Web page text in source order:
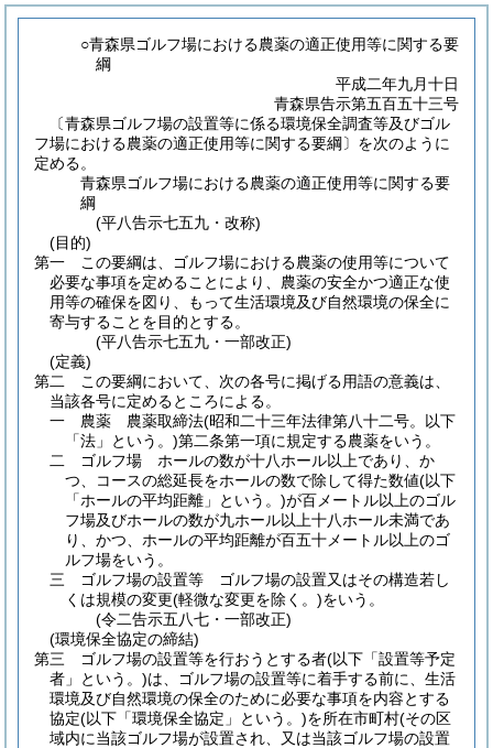
○青森県ゴルフ場における農薬の適正使用等に関する要
綱
平成二年九月十日
青森県告示第五百五十三号
〔青森県ゴルフ場の設置等に係る環境保全調査等及びゴル
フ場における農薬の適正使用等に関する要綱〕を次のように
定める。
青森県ゴルフ場における農薬の適正使用等に関する要
綱
(平八告示七五九・改称)
(目的)
第一 この要綱は、ゴルフ場における農薬の使用等について
必要な事項を定めることにより、農薬の安全かつ適正な使
用等の確保を図り、もって生活環境及び自然環境の保全に
寄与することを目的とする。
(平八告示七五九・一部改正)
(定義)
第二 この要綱において、次の各号に掲げる用語の意義は、
当該各号に定めるところによる。
一 農薬 農薬取締法(昭和二十三年法律第八十二号。以下
「法」という。)第二条第一項に規定する農薬をいう。
二 ゴルフ場 ホールの数が十八ホール以上であり、か
つ、コースの総延長をホールの数で除して得た数値(以下
「ホールの平均距離」という。)が百メートル以上のゴル
フ場及びホールの数が九ホール以上十八ホール未満であ
り、かつ、ホールの平均距離が百五十メートル以上のゴ
ルフ場をいう。
三 ゴルフ場の設置等 ゴルフ場の設置又はその構造若し
くは規模の変更(軽微な変更を除く。)をいう。
(令二告示五八七・一部改正)
(環境保全協定の締結)
第三 ゴルフ場の設置等を行おうとする者(以下「設置等予定
者」という。)は、ゴルフ場の設置等に着手する前に、生活
環境及び自然環境の保全のために必要な事項を内容とする
協定(以下「環境保全協定」という。)を所在市町村(その区
域内に当該ゴルフ場が設置され、又は当該ゴルフ場の設置